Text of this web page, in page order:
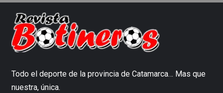
Todo el deporte de la provincia de Catamarca… Mas que
nuestra, única.